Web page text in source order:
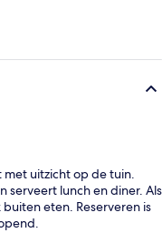
met uitzicht op de tuin.
serveert lunch en diner. Als
eten. Reserveren is